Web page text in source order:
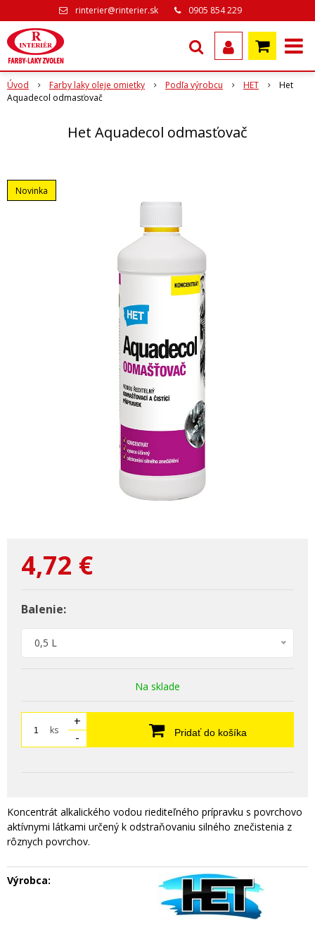
rinterier@rinterier.sk 0905 854 229
Úvod Farby laky oleje omietky Podľa výrobcu HET
Het
Aquadecol odmasťovač
Het Aquadecol odmasťovač
Novinka
4,72 €
Balenie:
0,5 L
Na sklade
ks
+
-
Pridať do košíka
Koncentrát alkalického vodou riediteľného prípravku s povrchovo
aktívnymi látkami určený k odstraňovaniu silného znečistenia z
rôznych povrchov.
Výrobca: